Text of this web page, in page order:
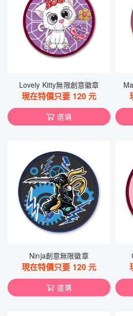
Lovely Kitty無限創意徽章
現在特價只要 120 元
選購
Ninja創意無限徽章
現在特價只要 120 元
選購